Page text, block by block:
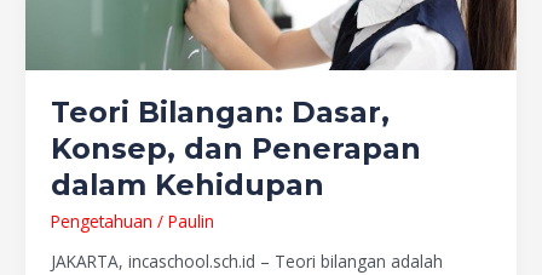
Teori Bilangan: Dasar,
Konsep, dan Penerapan
dalam Kehidupan
Pengetahuan / Paulin
JAKARTA, incaschool.sch.id – Teori bilangan adalah